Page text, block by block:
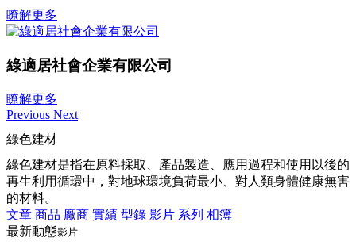
瞭解更多
綠適居社會企業有限公司
瞭解更多
Previous Next
綠色建材
綠色建材是指在原料採取、產品製造、應用過程和使用以後的
再生利用循環中，對地球環境負荷最小、對人類身體健康無害
的材料。
文章 商品 廠商 實績 型錄 影片 系列 相簿
最新動態影片